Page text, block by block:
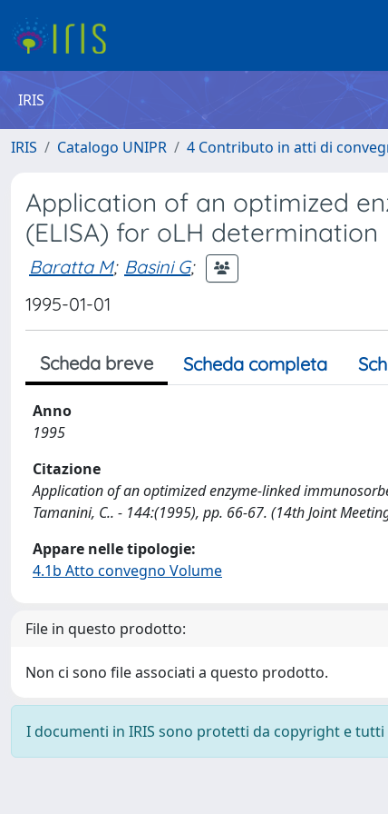
IRIS
IRIS Catalogo UNIPR 4 Contributo in atti di
Application of an optimized
(ELISA) for oLH determination
Baratta M; Basini G;
1995-01-01
Scheda breve Scheda completa
Anno
1995
Citazione
Application of an optimized enzyme-linked
Tamanini, C.. - 144:(1995), pp. 66-67. (14th Joint
Appare nelle tipologie:
4.1b Atto convegno Volume
File in questo prodotto:
Non ci sono file associati a questo prodotto.
I documenti in IRIS sono protetti da copyright e